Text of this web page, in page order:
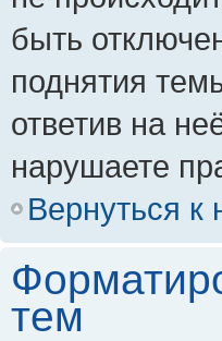
быть
поднятия
ответив на
нарушаете
Вернуться к
тем